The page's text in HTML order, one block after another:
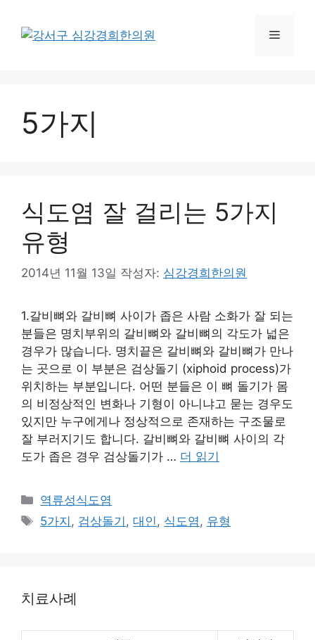
메
5가지
식도염 잘 걸리는 5가지
유형
2014년 11월 13일 작성자: 심강경희한의원
1.갈비뼈와 갈비뼈 사이가 좁은 사람 소화가 잘 되는
분들은 명치부위의 갈비뼈와 갈비뼈의 각도가 넓은
경우가 많습니다. 명치끝은 갈비뼈와 갈비뼈가 만나
는 곳으로 이 부분은 검상돌기 (xiphoid process)가
위치하는 부분입니다. 어떤 분들은 이 뼈 돌기가 몸
의 비정상적인 변화나 기형이 아니냐고 묻는 경우도
있지만 누구에게나 정상적으로 존재하는 구조물로
잘 부러지기도 합니다. 갈비뼈와 갈비뼈 사이의 각
도가 좁은 경우 검상돌기가 … 더 읽기
카
테
역류성식도염
태
5가지 , 검상돌기 ,대인 , 식도염 , 유형
치료사례